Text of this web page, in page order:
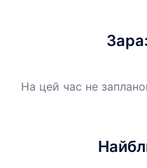
На цей час не